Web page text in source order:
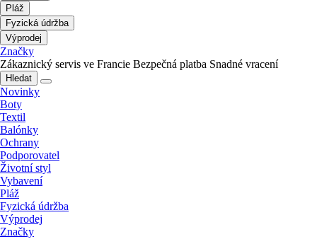
Pláž
Fyzická údržba
Výprodej
Značky
Zákaznický servis ve Francie Bezpečná platba Snadné vracení
Hledat
Novinky
Boty
Textil
Balónky
Ochrany
Podporovatel
Životní styl
Vybavení
Pláž
Fyzická údržba
Výprodej
Značky